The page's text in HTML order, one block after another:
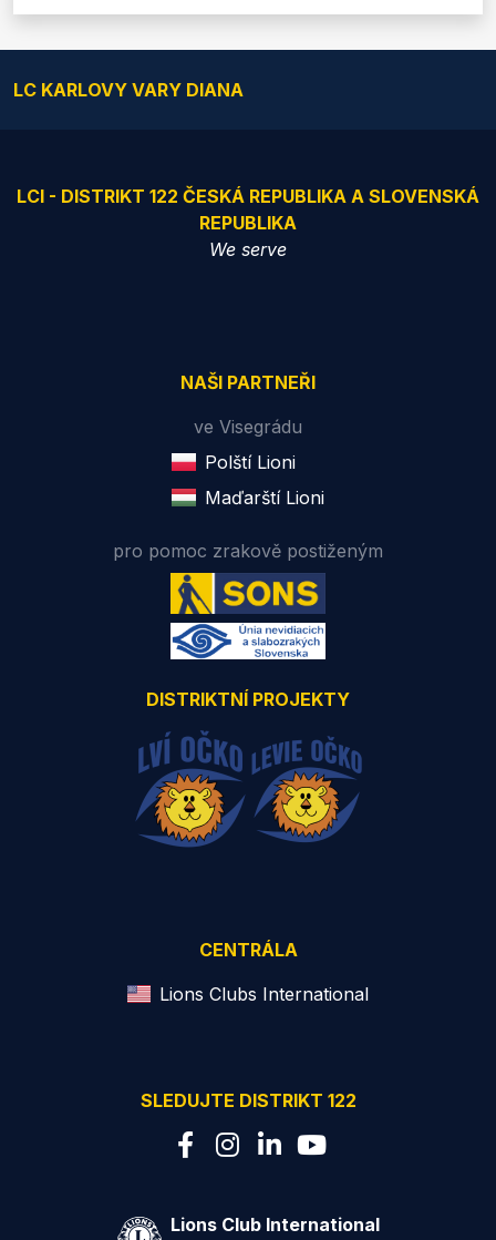
LC KARLOVY VARY DIANA
LCI - DISTRIKT 122 ČESKÁ REPUBLIKA A SLOVENSKÁ
REPUBLIKA
We serve
NAŠI PARTNEŘI
ve Visegrádu
Polští Lioni
Maďarští Lioni
pro pomoc zrakově postiženým
DISTRIKTNÍ PROJEKTY
CENTRÁLA
Lions Clubs International
SLEDUJTE DISTRIKT 122
Lions Club International